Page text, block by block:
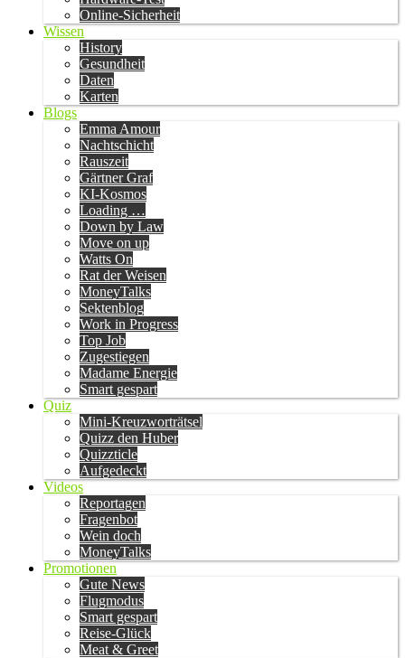
Online-Sicherheit
Wissen
History
Gesundheit
Daten
Karten
Blogs
Emma Amour
Nachtschicht
Rauszeit
Gärtner Graf
KI-Kosmos
Loading …
Down by Law
Move on up
Watts On
Rat der Weisen
MoneyTalks
Sektenblog
Work in Progress
Top Job
Zugestiegen
Madame Energie
Smart gespart
Quiz
Mini-Kreuzworträtsel
Quizz den Huber
Quizzticle
Aufgedeckt
Videos
Reportagen
Fragenbot
Wein doch
MoneyTalks
Promotionen
Gute News
Flugmodus
Smart gespart
Reise-Glück
Meat & Greet